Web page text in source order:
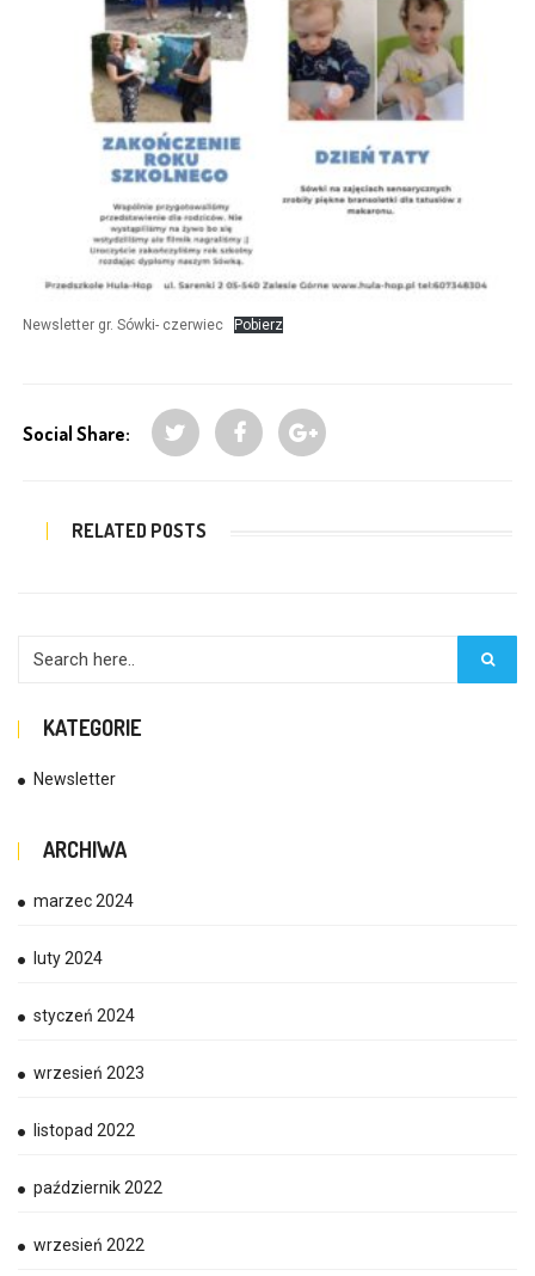
Newsletter gr. Sówki- czerwiec Pobierz
Social Share:
RELATED POSTS
KATEGORIE
Newsletter
ARCHIWA
marzec 2024
luty 2024
styczeń 2024
wrzesień 2023
listopad 2022
październik 2022
wrzesień 2022